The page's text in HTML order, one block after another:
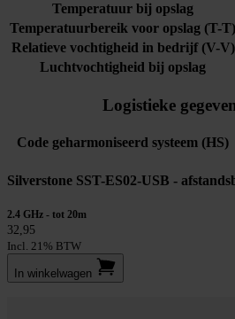
Temperatuur bij opslag
Temperatuurbereik voor opslag (T-T)
Relatieve vochtigheid in bedrijf (V-V)
Luchtvochtigheid bij opslag
Logistieke
Code geharmoniseerd systeem (HS)
Silverstone SST-ES02-USB -
2.4 GHz - tot 20m
32,95
Incl. 21% BTW
In winkel­wagen